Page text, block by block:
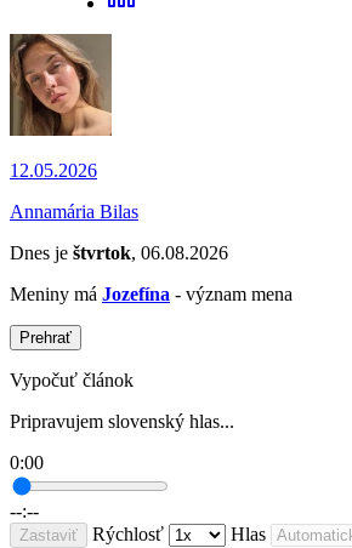
12.05.2026
Annamária Bilas
Dnes je štvrtok, 06.08.2026
Meniny má Jozefína - význam mena
Prehrať
Vypočuť článok
Pripravujem slovenský hlas...
0:00
--:--
Zastaviť Rýchlosť Hlas